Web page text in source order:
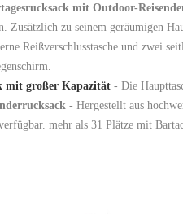
mit Outdoor-
Zusätzlich zu seinem geräumigen
Reißverschlusstasche und zwei
mit großer Kapazität- Die
- Hergestellt aus
mehr als 31 Plätze mit